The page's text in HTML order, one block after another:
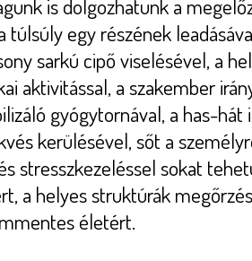
is dolgozhatunk a
túlsúly egy részének
sarkú cipő viselésével, a
aktivitással, a szakember
gyógytornával, a has-hát
kerülésével, sőt a
stresszkezeléssel sokat
a helyes struktúrák
életért.